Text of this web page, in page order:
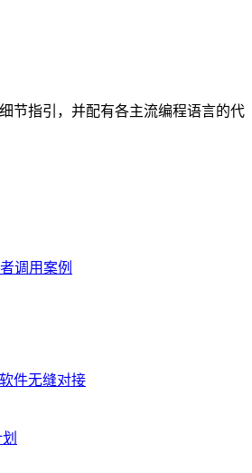
节指引，并配有各主流编程语言的代
调用案例
件无缝对接